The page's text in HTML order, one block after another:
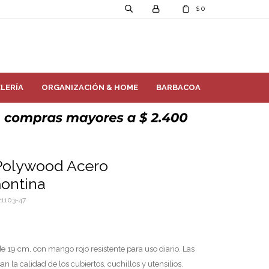
ORGANIZACIÓN & HOME BARBACOA
$ 0
Acero
47
19 cm, con mango rojo resistente para uso diario. Las
la calidad de los cubiertos, cuchillos y utensilios.